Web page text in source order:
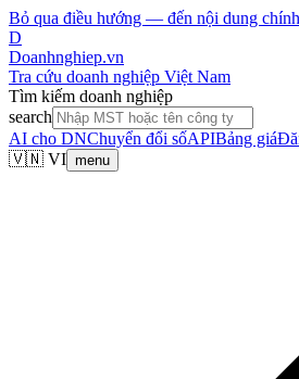
Bỏ qua điều hướng — đến nội dung chính
D
Doanhnghiep.vn
Tra cứu doanh nghiệp Việt Nam
Tìm kiếm doanh nghiệp
search
AI cho DNChuyển đổi sốAPIBảng giá
🇻🇳 VI menu